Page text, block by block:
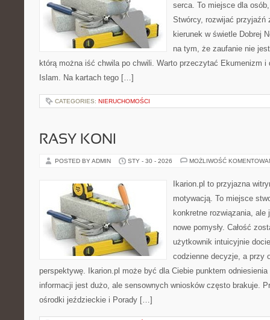
serca. To miejsce dla
Stwórcy, rozwijać
kierunek w świetle Dobrej
na tym, że zaufanie nie
którą można iść chwila po chwili. Warto przeczytać Ekumenizm i
Islam. Na kartach tego […]
CATEGORIES: NIERUCHOMOŚCI
RASY KONI
POSTED BY ADMIN STY - 30 - 2026 MOŻLIWOŚĆ
Ikarion.pl to przyjazna
motywacją. To miejsce
konkretne rozwiązania,
nowe pomysły. Całość
użytkownik intuicyjnie
codzienne decyzje, a przy
perspektywę. Ikarion.pl może być dla Ciebie punktem
informacji jest dużo, ale sensownych wniosków często brakuje.
ośrodki jeździeckie i Porady […]